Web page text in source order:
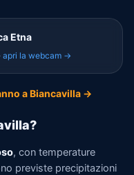
Etna
apri la webcam →
a Biancavilla →
, con temperature
previste precipitazioni